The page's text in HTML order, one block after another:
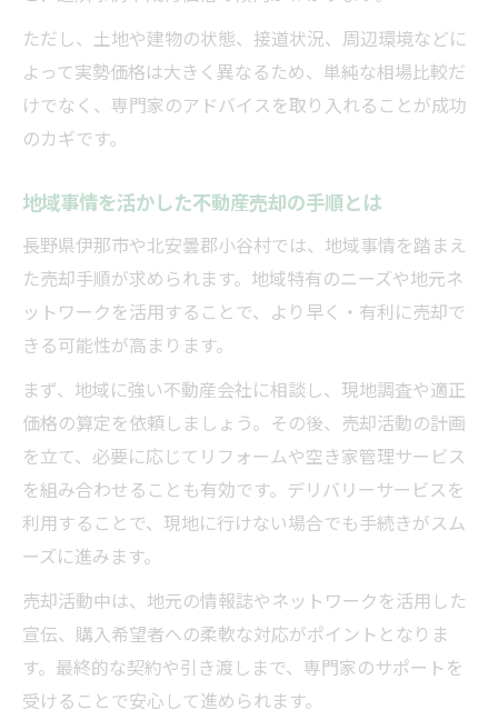
ただし、土地や建物の状態、接道状況、周辺環境などに
よって実勢価格は大きく異なるため、単純な相場比較だ
けでなく、専門家のアドバイスを取り入れることが成功
のカギです。
地域事情を活かした不動産売却の手順とは
長野県伊那市や北安曇郡小谷村では、地域事情を踏まえ
た売却手順が求められます。地域特有のニーズや地元ネ
ットワークを活用することで、より早く・有利に売却で
きる可能性が高まります。
まず、地域に強い不動産会社に相談し、現地調査や適正
価格の算定を依頼しましょう。その後、売却活動の計画
を立て、必要に応じてリフォームや空き家管理サービス
を組み合わせることも有効です。デリバリーサービスを
利用することで、現地に行けない場合でも手続きがスム
ーズに進みます。
売却活動中は、地元の情報誌やネットワークを活用した
宣伝、購入希望者への柔軟な対応がポイントとなりま
す。最終的な契約や引き渡しまで、専門家のサポートを
受けることで安心して進められます。